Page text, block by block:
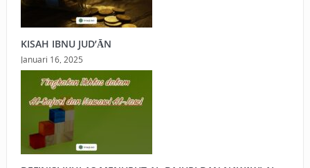
KISAH IBNU JUD’ĀN
Januari 16, 2025